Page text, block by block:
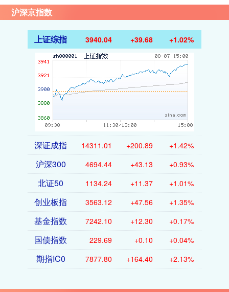
沪深京指数
上证综指 3940.04 +39.68 +1.02%
深证成指 14311.01 +200.89 +1.42%
沪深300 4694.44 +43.13 +0.93%
北证50 1134.24 +11.37 +1.01%
创业板指 3563.12 +47.56 +1.35%
基金指数 7242.10 +12.30 +0.17%
国债指数 229.69 +0.10 +0.04%
期指IC0 7877.80 +164.40 +2.13%